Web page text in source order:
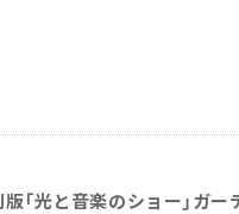
「光と音楽のショー」ガー